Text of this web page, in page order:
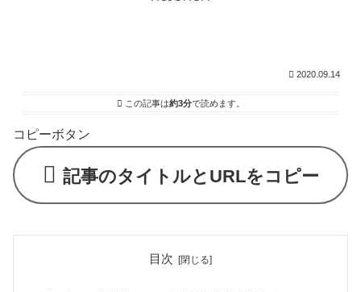
2020.09.14
この記事は約3分で読めます。
コピーボタン
記事のタイトルとURLをコピー
目次